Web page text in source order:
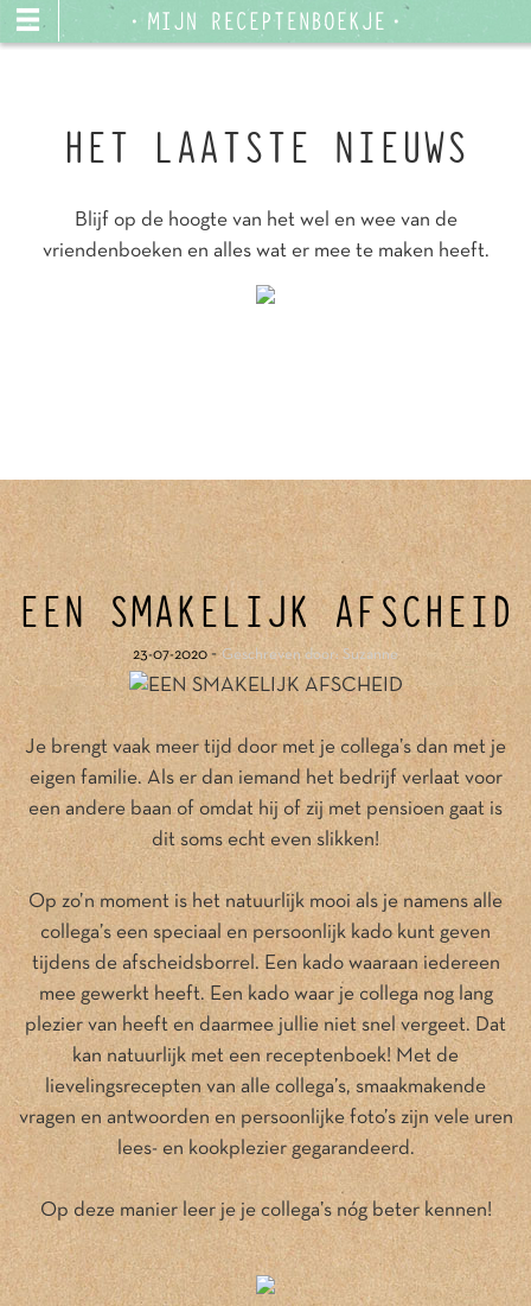
HET LAATSTE NIEUWS
Blijf op de hoogte van het wel en wee van de
vriendenboeken en alles wat er mee te maken heeft.
EEN SMAKELIJK AFSCHEID
23-07-2020 -Geschreven door: Suzanne
Je brengt vaak meer tijd door met je collega’s dan met je
eigen familie. Als er dan iemand het bedrijf verlaat voor
een andere baan of omdat hij of zij met pensioen gaat is
dit soms echt even slikken!
Op zo’n moment is het natuurlijk mooi als je namens alle
collega’s een speciaal en persoonlijk kado kunt geven
tijdens de afscheidsborrel. Een kado waaraan iedereen
mee gewerkt heeft. Een kado waar je collega nog lang
plezier van heeft en daarmee jullie niet snel vergeet. Dat
kan natuurlijk met een receptenboek! Met de
lievelingsrecepten van alle collega’s, smaakmakende
vragen en antwoorden en persoonlijke foto’s zijn vele uren
lees- en kookplezier gegarandeerd.
Op deze manier leer je je collega’s nóg beter kennen!